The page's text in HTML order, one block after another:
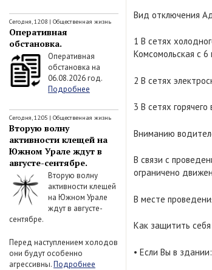
Сегодня, 12:08 | Общественная жизнь
Оперативная
обстановка.
Оперативная
обстановка на
06.08.2026 год.
Подробнее
Сегодня, 12:05 | Общественная жизнь
Вторую волну
активности клещей на
Южном Урале ждут в
августе-сентябре.
Вторую волну
активности клещей
на Южном Урале
ждут в августе-
сентябре.
Перед наступлением холодов
они будут особенно
агрессивны.Подробнее
Вид отключения
1 В сетях
Комсомольская с
2 В сетях
3 В сетях
Вниманию
В связи с
ограничено
В месте
Как защитить
• Если Вы в здании: